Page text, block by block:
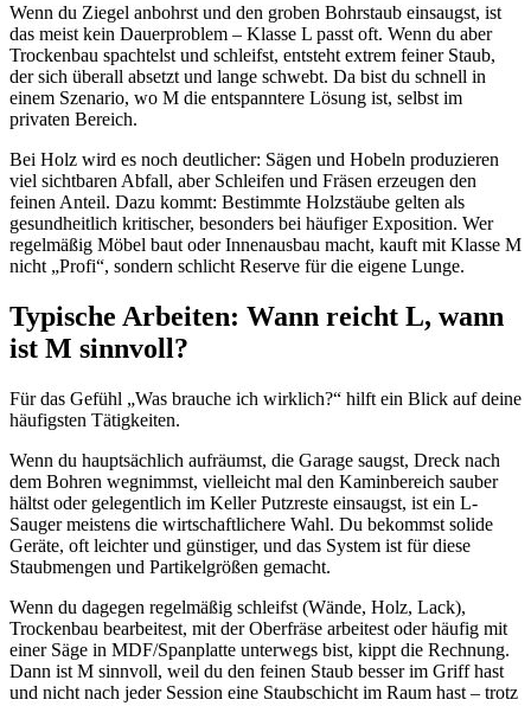
Wenn du Ziegel anbohrst und den groben Bohrstaub einsaugst, ist
das meist kein Dauerproblem – Klasse L passt oft. Wenn du aber
Trockenbau spachtelst und schleifst, entsteht extrem feiner Staub,
der sich überall absetzt und lange schwebt. Da bist du schnell in
einem Szenario, wo M die entspanntere Lösung ist, selbst im
privaten Bereich.
Bei Holz wird es noch deutlicher: Sägen und Hobeln produzieren
viel sichtbaren Abfall, aber Schleifen und Fräsen erzeugen den
feinen Anteil. Dazu kommt: Bestimmte Holzstäube gelten als
gesundheitlich kritischer, besonders bei häufiger Exposition. Wer
regelmäßig Möbel baut oder Innenausbau macht, kauft mit Klasse M
nicht „Profi“, sondern schlicht Reserve für die eigene Lunge.
Typische Arbeiten: Wann reicht L, wann
ist M sinnvoll?
Für das Gefühl „Was brauche ich wirklich?“ hilft ein Blick auf deine
häufigsten Tätigkeiten.
Wenn du hauptsächlich aufräumst, die Garage saugst, Dreck nach
dem Bohren wegnimmst, vielleicht mal den Kaminbereich sauber
hältst oder gelegentlich im Keller Putzreste einsaugst, ist ein L-
Sauger meistens die wirtschaftlichere Wahl. Du bekommst solide
Geräte, oft leichter und günstiger, und das System ist für diese
Staubmengen und Partikelgrößen gemacht.
Wenn du dagegen regelmäßig schleifst (Wände, Holz, Lack),
Trockenbau bearbeitest, mit der Oberfräse arbeitest oder häufig mit
einer Säge in MDF/Spanplatte unterwegs bist, kippt die Rechnung.
Dann ist M sinnvoll, weil du den feinen Staub besser im Griff hast
und nicht nach jeder Session eine Staubschicht im Raum hast – trotz